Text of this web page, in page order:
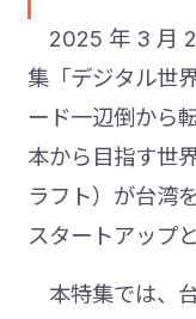
2025 年 3 月
集「デジタル世
ード一辺倒から
本から目指す世
ラフト）が台湾
スタートアップ
本特集では、